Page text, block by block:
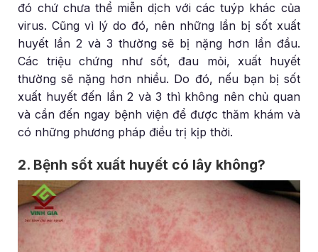
đó chứ chưa thể miễn dịch với các tuýp khác của
virus. Cũng vì lý do đó, nên những lần bị sốt xuất
huyết lần 2 và 3 thường sẽ bị nặng hơn lần đầu.
Các triệu chứng như sốt, đau mỏi, xuất huyết
thường sẽ nặng hơn nhiều. Do đó, nếu bạn bị sốt
xuất huyết đến lần 2 và 3 thì không nên chủ quan
và cần đến ngay bệnh viện để được thăm khám và
có những phương pháp điều trị kịp thời.
2. Bệnh sốt xuất huyết có lây không?